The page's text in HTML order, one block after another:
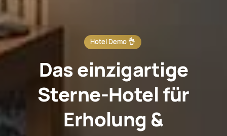
Hotel Demo 👌
Das einzigartige
Sterne-Hotel für
Erholung &